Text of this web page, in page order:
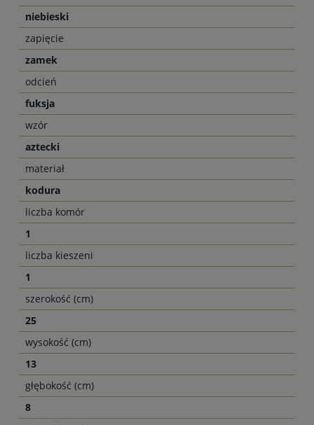
niebieski
zapięcie
zamek
odcień
fuksja
wzór
aztecki
materiał
kodura
liczba komór
1
liczba kieszeni
1
szerokość (cm)
25
wysokość (cm)
13
głębokość (cm)
8